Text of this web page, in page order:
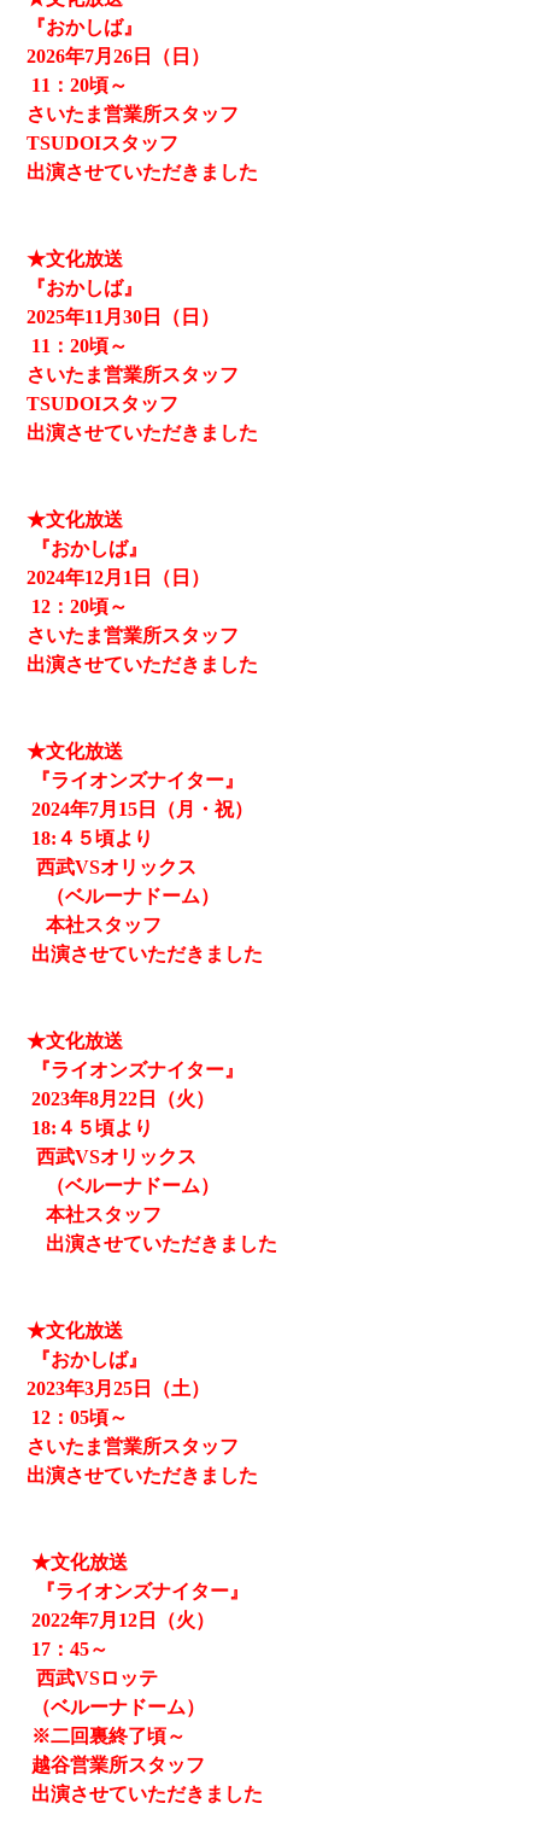
『おかしば』
2026年7月26日（日）
11 ：20頃～
さいたま営業所スタッフ
TSUDOIスタッフ
出演させていただきました
★文化放送
『おかしば』
2025年11月30日（日）
11 ：20頃～
さいたま営業所スタッフ
TSUDOIスタッフ
出演させていただきました
★文化放送
『おかしば』
2024年12月1日（日）
12 ：20頃～
さいたま営業所スタッフ
出演させていただきました
★文化放送
『ライオンズナイター』
2024年7月15日（月・祝）
18:４５頃より
西武VSオリックス
（ベルーナドーム）
本社スタッフ
出演させていただきました
★文化放送
『ライオンズナイター』
2023年8月22日（火）
18:４５頃より
西武VSオリックス
（ベルーナドーム）
本社スタッフ
出演させていただきました
★文化放送
『おかしば』
2023年3月25日（土）
12 ：05頃～
さいたま営業所スタッフ
出演させていただきました
★文化放送
『ライオンズナイター』
2022年7月 12 日（火）
17 ：45～
西武VSロッテ
（ベルーナドーム）
※二回裏終了頃～
越谷営業所スタッフ
出演させていただきました